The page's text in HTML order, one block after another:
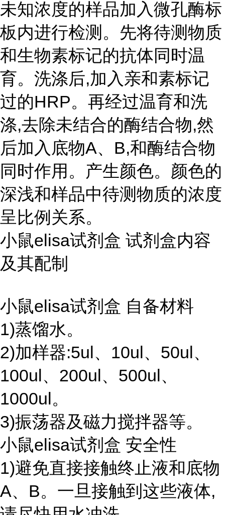
未知浓度的样品加入微孔酶标
板内进行检测。先将待测物质
和生物素标记的抗体同时温
育。洗涤后,加入亲和素标记
过的HRP。再经过温育和洗
涤,去除未结合的酶结合物,然
后加入底物A、B,和酶结合物
同时作用。产生颜色。颜色的
深浅和样品中待测物质的浓度
呈比例关系。
小鼠elisa试剂盒 试剂盒内容
及其配制
小鼠elisa试剂盒 自备材料
1)蒸馏水。
2)加样器:5ul、10ul、50ul、
100ul、200ul、500ul、
1000ul。
3)振荡器及磁力搅拌器等。
小鼠elisa试剂盒 安全性
1)避免直接接触终止液和底物
A、B。一旦接触到这些液体,